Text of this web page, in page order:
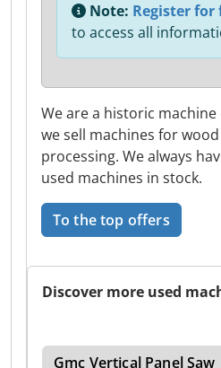
We are a historic machine
we sell machines for
processing. We always
used machines in stock.
To the top offers
Note: Register for
to access all
Discover more used
Gmc Vertical Panel Saw